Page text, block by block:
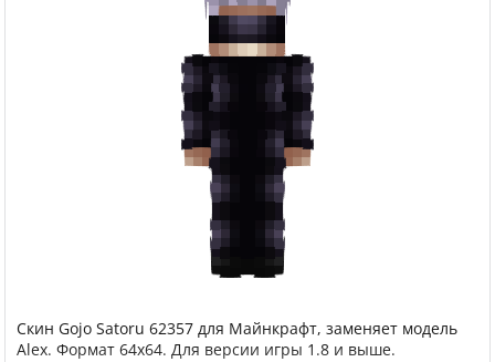
Скин Gojo Satoru 62357 для Майнкрафт, заменяет модель
Alex. Формат 64x64. Для версии игры 1.8 и выше.